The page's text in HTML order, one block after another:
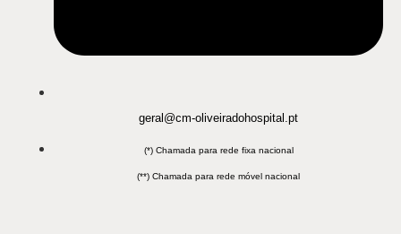
geral@cm-oliveiradohospital.pt
(*) Chamada para rede fixa nacional
(**) Chamada para rede móvel nacional